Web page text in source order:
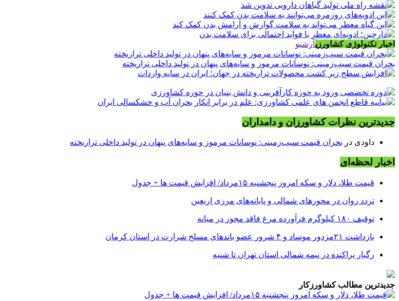
اخبار تکنولوژی کشاورزیآرشیو
بحران قیمت سیب‌زمینی: نوسانات مرموز و سایه‌های پنهان در تولید داخلی تراریخته
جدیدترین نظرات کشاورزان و دامداران
داودی در بحران قیمت سیب‌زمینی: نوسانات مرموز و سایه‌های پنهان در تولید داخلی تراریخته
اخبار لحظه‌ای
قیمت طلا، دلار و سکه امروز پنجشنبه ۱۵مرداد/ افزایش قیمت ها + جدول
تردد روان در محورهای شمالی و پایانه‌های مرزی اربعین
توقیف ۱۸۰ کیلوگرم فرآورده مرغ فاقد مجوز در میانه
بازداشت ۲۱مزدور موساد و ۴ شرور عضو باندهای مسلح شرارت در استان کرمان
رگبار پراکنده در نیمه شمالی استان تهران تا شنبه
جدیدترین مطالب کشاورزکار